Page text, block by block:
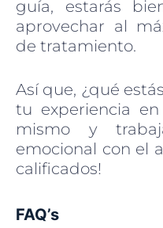
guía, estarás
aprovechar al
de tratamiento.
Así que, ¿qué
tu experiencia
mismo y
emocional con el
calificados!
FAQ’s